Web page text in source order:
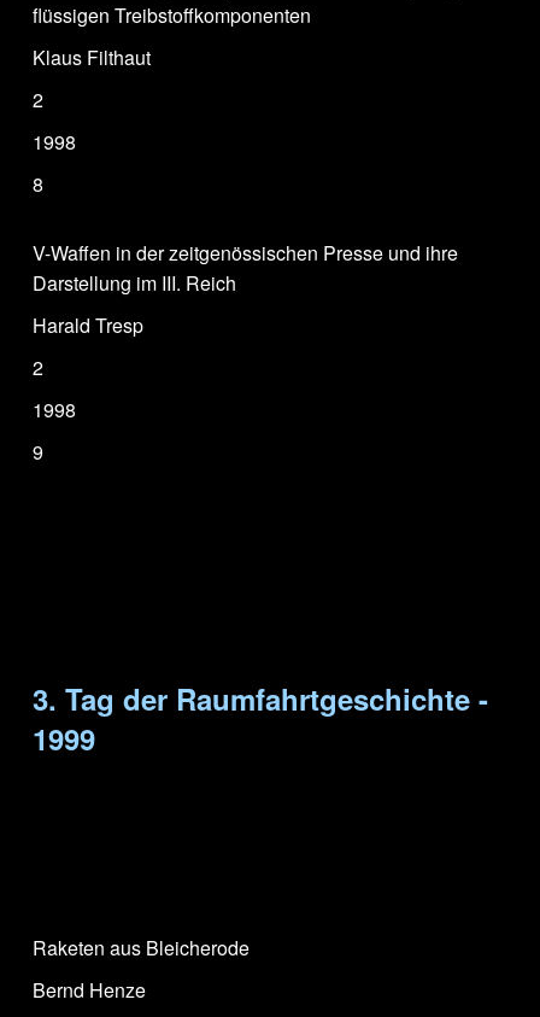
flüssigen Treibstoffkomponenten
Klaus Filthaut
2
1998
8
V-Waffen in der zeitgenössischen Presse und ihre
Darstellung im III. Reich
Harald Tresp
2
1998
9
3. Tag der Raumfahrtgeschichte -
1999
Raketen aus Bleicherode
Bernd Henze